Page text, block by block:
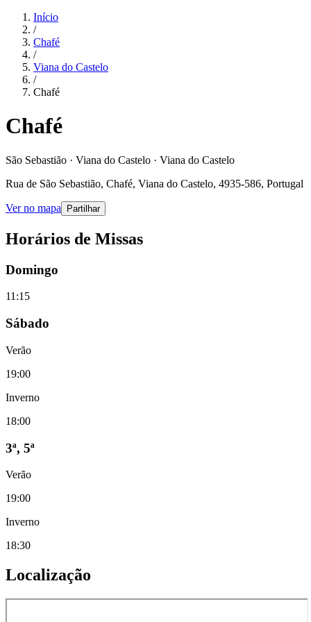
Início
/
Chafé
/
Viana do Castelo
/
Chafé
Chafé
São Sebastião · Viana do Castelo · Viana do Castelo
Rua de São Sebastião, Chafé, Viana do Castelo, 4935-586, Portugal
Ver no mapa Partilhar
Horários de Missas
Domingo
11:15
Sábado
Verão
19:00
Inverno
18:00
3ª, 5ª
Verão
19:00
Inverno
18:30
Localização